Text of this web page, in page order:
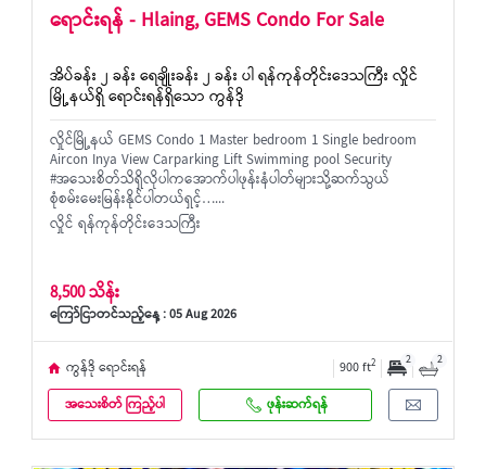
ရောင်းရန် - Hlaing, GEMS Condo For Sale
အိပ်ခန်း ၂ ခန်း ရေချိုးခန်း ၂ ခန်း ပါ ရန်ကုန်တိုင်းဒေသကြီး လှိုင်
မြို့နယ်ရှိ ရောင်းရန်ရှိသော ကွန်ဒို
လှိုင်မြို့နယ် GEMS Condo 1 Master bedroom 1 Single bedroom
Aircon Inya View Carparking Lift Swimming pool Security
#အသေးစိတ်သိရှိလိုပါကအောက်ပါဖုန်းနံပါတ်များသို့ဆက်သွယ်
စုံစမ်းမေးမြန်းနိုင်ပါတယ်ရှင့်…...
လှိုင် ရန်ကုန်တိုင်းဒေသကြီး
8,500 သိန်း
ကြော်ငြာတင်သည့်နေ့ : 05 Aug 2026
ကွန်ဒို ရောင်းရန် 900 ft2 2 2
အသေးစိတ် ကြည့်ပါ ဖုန်းဆက်ရန်